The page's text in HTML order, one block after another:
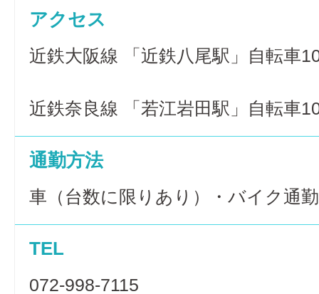
アクセス
近鉄大阪線 「近鉄八尾駅」自転車
近鉄奈良線 「若江岩田駅」自転車
通勤方法
車（台数に限りあり）・バイク通
TEL
072-998-7115